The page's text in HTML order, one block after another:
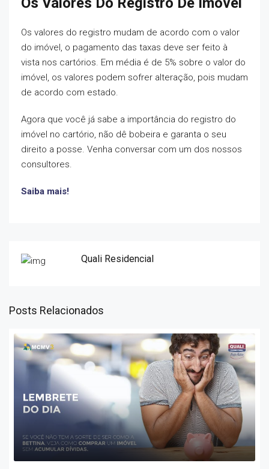
Os valores do registro mudam de acordo com o valor
do imóvel, o pagamento das taxas deve ser feito à
vista nos cartórios. Em média é de 5% sobre o valor do
imóvel, os valores podem sofrer alteração, pois mudam
de acordo com estado.
Agora que você já sabe a importância do registro do
imóvel no cartório, não dê bobeira e garanta o seu
direito a posse. Venha conversar com um dos nossos
consultores.
Saiba mais!
Quali Residencial
Posts Relacionados